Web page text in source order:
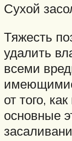
Сухой
Тяжесть
удалить
всеми
от того,
основные